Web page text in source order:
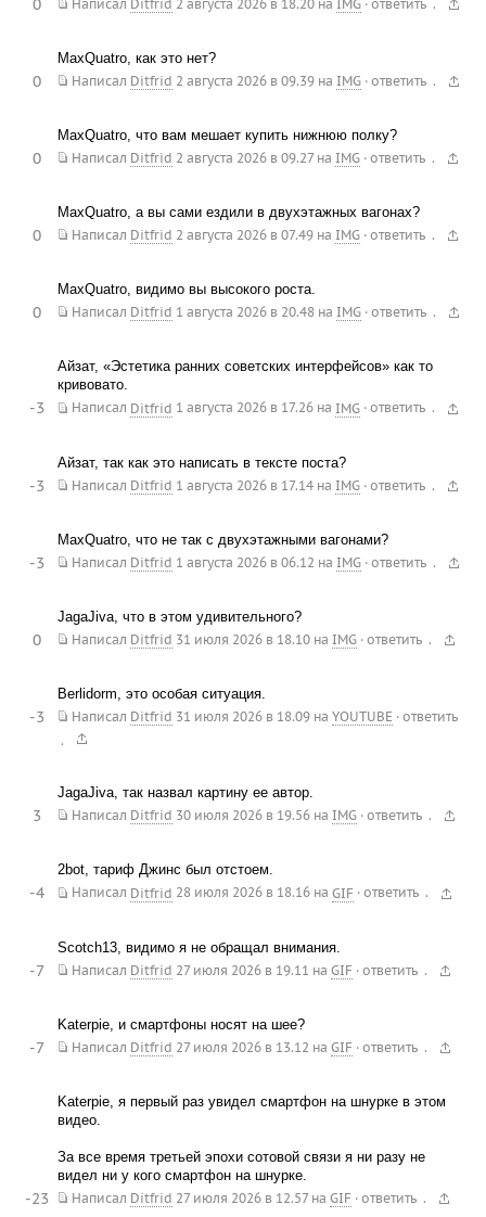
Написал Ditfrid 2 августа 2026 в 18.20на IMG · ответить .
0
MaxQuatro, как это нет?
Написал Ditfrid 2 августа 2026 в 09.39на IMG · ответить .
0
MaxQuatro, что вам мешает купить нижнюю полку?
Написал Ditfrid 2 августа 2026 в 09.27на IMG · ответить .
0
MaxQuatro, а вы сами ездили в двухэтажных вагонах?
Написал Ditfrid 2 августа 2026 в 07.49на IMG · ответить .
0
MaxQuatro, видимо вы высокого роста.
Написал Ditfrid 1 августа 2026 в 20.48на IMG · ответить .
0
Айзат, «Эстетика ранних советских интерфейсов» как то
кривовато.
Написал Ditfrid 1 августа 2026 в 17.26на IMG · ответить .
-3
Айзат, так как это написать в тексте поста?
Написал Ditfrid 1 августа 2026 в 17.14на IMG · ответить .
-3
MaxQuatro, что не так с двухэтажными вагонами?
Написал Ditfrid 1 августа 2026 в 06.12 на IMG · ответить .
-3
JagaJiva, что в этом удивительного?
Написал Ditfrid 31 июля 2026 в 18.10на IMG · ответить .
0
Berlidorm, это особая ситуация.
Написал Ditfrid 31 июля 2026 в 18.09на YOUTUBE · ответить
.
-3
JagaJiva, так назвал картину ее автор.
Написал Ditfrid 30 июля 2026 в 19.56на IMG · ответить .
3
2bot, тариф Джинс был отстоем.
Написал Ditfrid 28 июля 2026 в 18.16на GIF · ответить .
-4
Scotch13, видимо я не обращал внимания.
Написал Ditfrid 27 июля 2026 в 19.11 на GIF · ответить .
-7
Katerpie, и смартфоны носят на шее?
Написал Ditfrid 27 июля 2026 в 13.12 на GIF · ответить .
-7
Katerpie, я первый раз увидел смартфон на шнурке в этом
видео.
За все время третьей эпохи сотовой связи я ни разу не
видел ни у кого смартфон на шнурке.
Написал Ditfrid 27 июля 2026 в 12.57на GIF · ответить .
-23